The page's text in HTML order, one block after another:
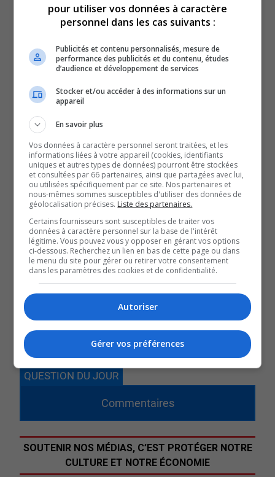
Rouyn-Noranda n’y fait pas exception, mentionne le
L’établissement affirme avoir subi des compressions
d’un peu plus de 60% depuis deux ans.
Du côté de la Fédération des cégeps, on rappelle que ce
n’est pas la première fois que l’alarme est sonnée.
Concernant l’état dans lequel se retrouvent actuellement
les établissements.
Au-delà de l’entretien et de la réfection des cégeps, la
présidente-directrice générale de la Fédération, Marie
Montpetit, souligne aussi qu’il est important
d’investir pour permettre également d’agrandir certains
cégeps, dont la capacité d’accueil est déjà atteinte.
Et l’organisme espère que le prochain budget du
gouvernement tiendra compte des enjeux.
Par ailleurs, la Fédération des cégeps mentionne qu’elle
a récemment rencontré la ministre de
l’Enseignement supérieur, dans le cadre des
préoccupations.
QUESTION DU JOUR
Commentaires
SOUTENIR NOS MÉDIAS, C’EST PROTÉGER NOTRE
CULTURE ET NOTRE ÉCONOMIE
pour utiliser vos données à caractère
personnel dans les cas suivants :
Publicités et contenu personnalisés, mesure de
performance des publicités et du contenu, études
d’audience et développement de services
Stocker et/ou accéder à des informations sur un
appareil
En savoir plus
Vos données à caractère personnel seront traitées, et les
informations liées à votre appareil (cookies, identifiants
uniques et autres types de données) pourront être stockées
et consultées par 66 partenaires, ainsi que partagées avec lui,
ou utilisées spécifiquement par ce site. Nos partenaires et
nous-mêmes sommes susceptibles d'utiliser des données de
géolocalisation précises. Liste des partenaires.
Certains fournisseurs sont susceptibles de traiter vos
données à caractère personnel sur la base de l'intérêt
légitime. Vous pouvez vous y opposer en gérant vos options
ci-dessous. Recherchez un lien en bas de cette page ou dans
le menu du site pour gérer ou retirer votre consentement
dans les paramètres des cookies et de confidentialité.
Autoriser
Gérer vos préférences